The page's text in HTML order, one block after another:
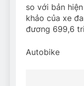
so với bản
khảo của xe
đương 699,6
Autobike